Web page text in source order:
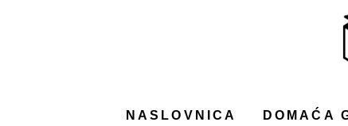
NASLOVNICA DOMAĆA